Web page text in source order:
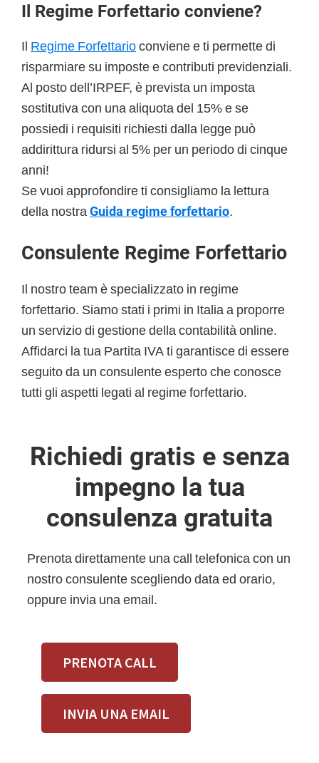
Il Regime Forfettario conviene?
Il Regime Forfettarioconviene e ti permette di
risparmiare su imposte e contributi previdenziali.
Al posto dell’IRPEF, è prevista un imposta
sostitutiva con una aliquota del 15% e se
possiedi i requisiti richiesti dalla legge può
addirittura ridursi al 5% per un periodo di cinque
anni!
Se vuoi approfondire ti consigliamo la lettura
della nostra Guida regime forfettario.
Consulente Regime Forfettario
Il nostro team è specializzato in regime
forfettario. Siamo stati i primi in Italia a proporre
un servizio di gestione della contabilità online.
Affidarci la tua Partita IVA ti garantisce di essere
seguito da un consulente esperto che conosce
tutti gli aspetti legati al regime forfettario.
Richiedi gratis e senza
impegno la tua
consulenza gratuita
Prenota direttamente una call telefonica con un
nostro consulente scegliendo data ed orario,
oppure invia una email.
PRENOTA CALL
INVIA UNA EMAIL